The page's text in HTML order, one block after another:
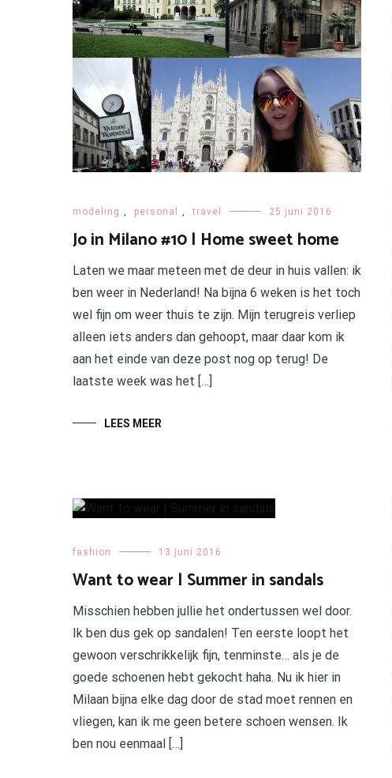
modeling , personal , travel 25 juni 2016
Jo in Milano #10 | Home sweet home
Laten we maar meteen met de deur in huis vallen: ik
ben weer in Nederland! Na bijna 6 weken is het toch
wel fijn om weer thuis te zijn. Mijn terugreis verliep
alleen iets anders dan gehoopt, maar daar kom ik
aan het einde van deze post nog op terug! De
laatste week was het […]
LEES MEER
fashion 13 juni 2016
Want to wear | Summer in sandals
Misschien hebben jullie het ondertussen wel door.
Ik ben dus gek op sandalen! Ten eerste loopt het
gewoon verschrikkelijk fijn, tenminste… als je de
goede schoenen hebt gekocht haha. Nu ik hier in
Milaan bijna elke dag door de stad moet rennen en
vliegen, kan ik me geen betere schoen wensen. Ik
ben nou eenmaal […]